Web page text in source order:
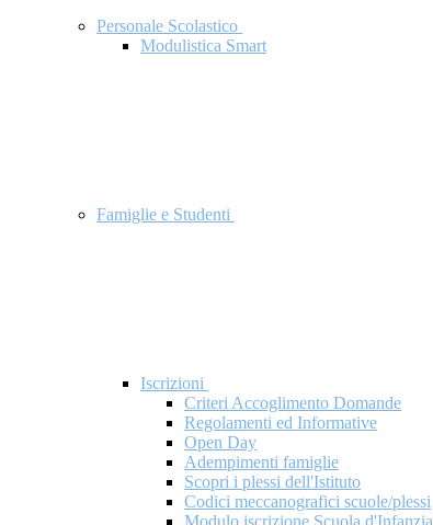
Personale Scolastico
Modulistica Smart
Famiglie e Studenti
Iscrizioni
Criteri Accoglimento Domande
Regolamenti ed Informative
Open Day
Adempimenti famiglie
Scopri i plessi dell'Istituto
Codici meccanografici scuole/plessi